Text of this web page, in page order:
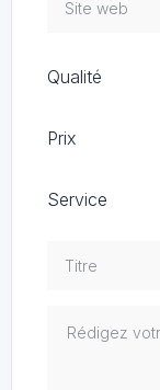
Qualité
Prix
Service